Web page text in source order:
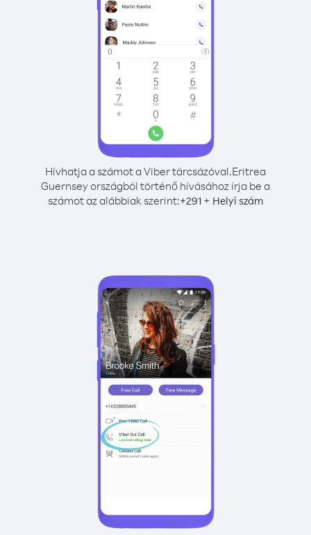
Hívhatja a számot a Viber tárcsázóval.Eritrea
Guernsey országból történő hívásához írja be a
számot az alábbiak szerint:+291 + Helyi szám